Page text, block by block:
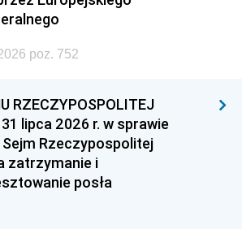
poz. 752
RZECZYPOSPOLITEJ
lipca 2026 r. w sprawie
Rzeczypospolitej
zatrzymanie i
posła